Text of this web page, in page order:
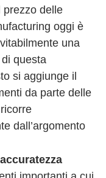
prezzo delle
oggi è
una
di questa
si aggiunge il
da parte delle
dall’argomento
accuratezza